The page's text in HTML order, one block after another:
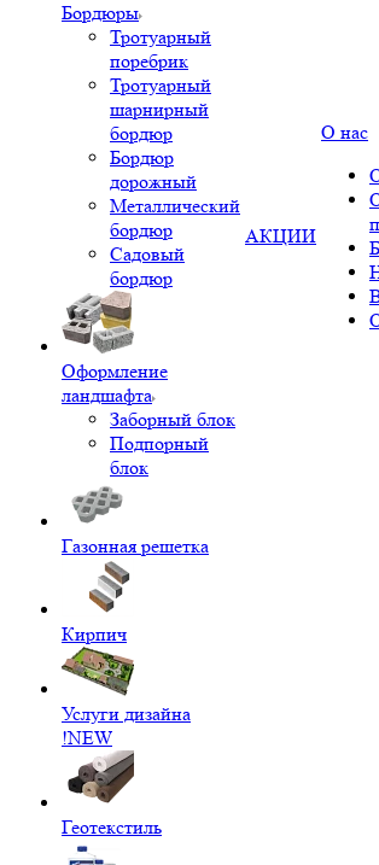
Бордюры
Тротуарный
поребрик
Тротуарный
шарнирный
бордюр
Бордюр
дорожный
Металлический
бордюр
Садовый
бордюр
Оформление
ландшафта
Заборный блок
Подпорный
блок
Газонная решетка
Кирпич
Услуги дизайна
!NEW
Геотекстиль
АКЦИИ
О нас